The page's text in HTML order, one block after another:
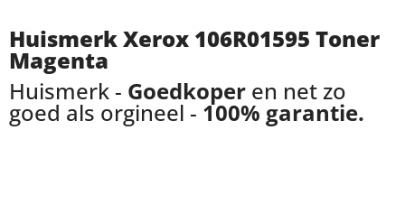
Huismerk Xerox 106R01595 Toner
Magenta
Huismerk - Goedkoper en net zo
goed als orgineel - 100% garantie.